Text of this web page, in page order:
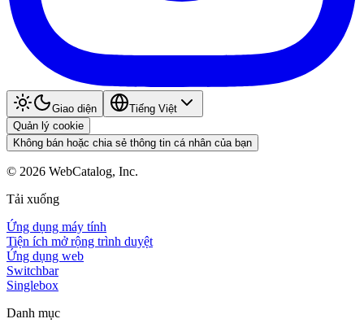
Giao diện
Tiếng Việt
Quản lý cookie
Không bán hoặc chia sẻ thông tin cá nhân của bạn
© 2026 WebCatalog, Inc.
Tải xuống
Ứng dụng máy tính
Tiện ích mở rộng trình duyệt
Ứng dụng web
Switchbar
Singlebox
Danh mục